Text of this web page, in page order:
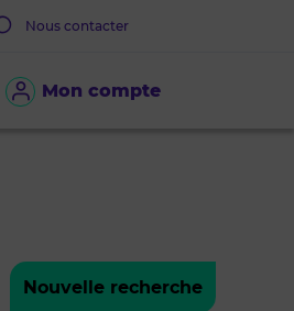
Mon compte
Nous contacter
Nouvelle recherche